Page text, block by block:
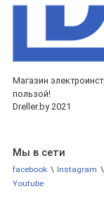
Магазин
пользой!
Dreller.by 2021
Мы в сети
facebook \ Instagram \
Youtube